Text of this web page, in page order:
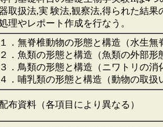
取扱法,実 験法,観察法,得られた結
理やレポート作成を行なう。
１．無脊椎動物の形態と構造（水生
２．魚類の形態と構造（魚類の外部形
３．鳥類の形態と構造（ニワトリの消
４．哺乳類の形態と構造（動物の取
布資料（各項目により異なる）